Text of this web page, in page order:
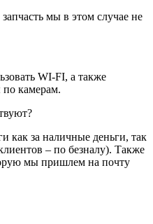
мы в этом случае не
WI-FI, а также
камерам.
как за наличные деньги, так
– по безналу). Также
мы пришлем на почту